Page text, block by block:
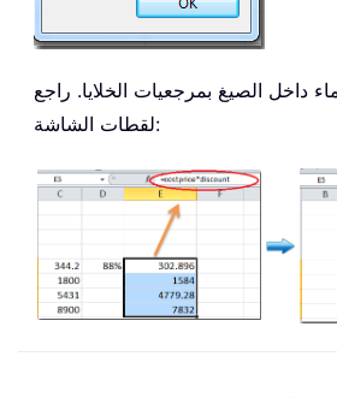
داخل الصيغ بمرجعيات الخلايا. راجع
لقطات الشاشة: